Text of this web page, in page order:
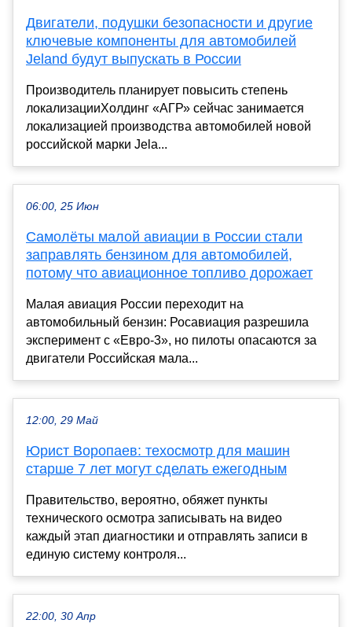
Двигатели, подушки безопасности и другие
ключевые компоненты для автомобилей
Jeland будут выпускать в России
Производитель планирует повысить степень
локализацииХолдинг «АГР» сейчас занимается
локализацией производства автомобилей новой
российской марки Jela...
06:00, 25 Июн
Самолёты малой авиации в России стали
заправлять бензином для автомобилей,
потому что авиационное топливо дорожает
Малая авиация России переходит на
автомобильный бензин: Росавиация разрешила
эксперимент с «Евро-3», но пилоты опасаются за
двигатели Российская мала...
12:00, 29 Май
Юрист Воропаев: техосмотр для машин
старше 7 лет могут сделать ежегодным
Правительство, вероятно, обяжет пункты
технического осмотра записывать на видео
каждый этап диагностики и отправлять записи в
единую систему контроля...
22:00, 30 Апр